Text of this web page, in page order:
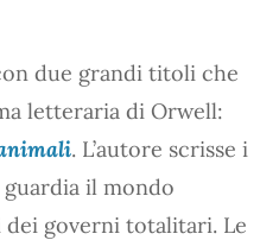
due grandi titoli che
letteraria di Orwell:
. L’autore scrisse i
il mondo
governi totalitari. Le